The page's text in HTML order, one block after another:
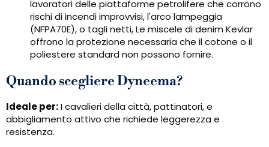
lavoratori delle piattaforme petrolifere che corrono
rischi di incendi improvvisi, l'arco lampeggia
(NFPA70E), o tagli netti, Le miscele di denim Kevlar
offrono la protezione necessaria che il cotone o il
poliestere standard non possono fornire.
Quando scegliere Dyneema?
Ideale per:I cavalieri della città, pattinatori, e
abbigliamento attivo che richiede leggerezza e
resistenza.